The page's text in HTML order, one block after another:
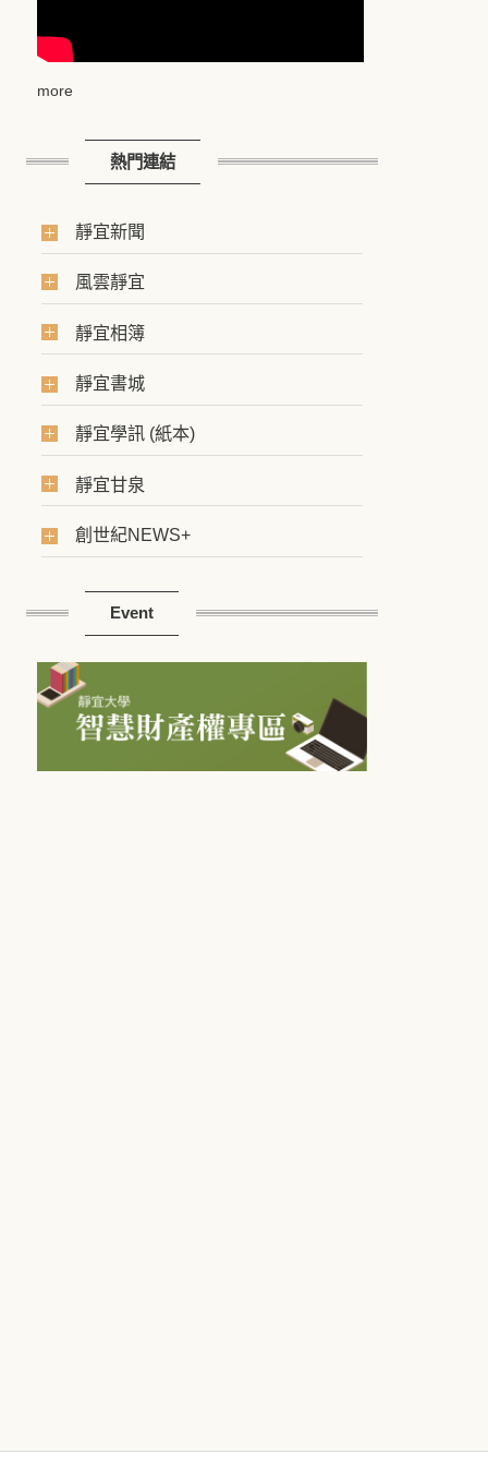
more
熱門連結
靜宜新聞
風雲靜宜
靜宜相簿
靜宜書城
靜宜學訊 (紙本)
靜宜甘泉
創世紀NEWS+
Event